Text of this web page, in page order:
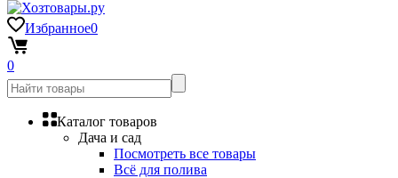
Избранное0
0
Каталог товаров
Дача и сад
Посмотреть все товары
Всё для полива